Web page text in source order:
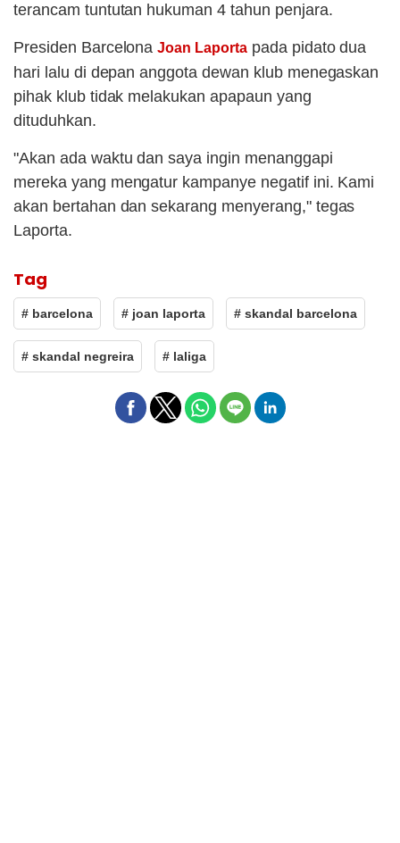
terancam tuntutan hukuman 4 tahun penjara.
Presiden BarcelonaJoan Laportapada pidato dua
hari lalu di depan anggota dewan klub menegaskan
pihak klub tidak melakukan apapaun yang
dituduhkan.
"Akan ada waktu dan saya ingin menanggapi
mereka yang mengatur kampanye negatif ini. Kami
akan bertahan dan sekarang menyerang," tegas
Laporta.
Tag
# barcelona # joan laporta # skandal barcelona
# skandal negreira # laliga